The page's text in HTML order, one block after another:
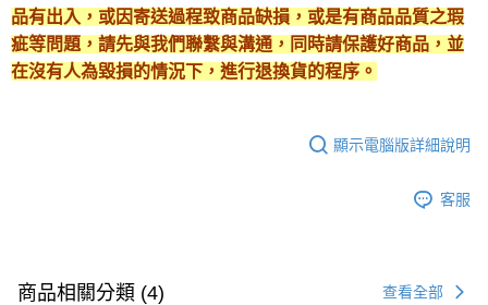
品有出入，或因寄送過程致商品缺損，或是有商品品質之瑕
疵等問題，請先與我們聯繫與溝通，同時請保護好商品，並
在沒有人為毀損的情況下，進行退換貨的程序。
顯示電腦版詳細說明
客服
商品相關分類 (4) 查看全部